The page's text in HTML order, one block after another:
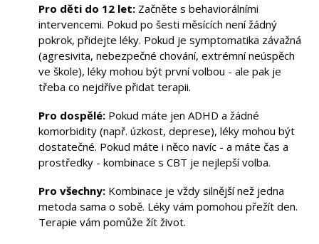
Pro děti do 12 let: Začněte s behaviorálními
intervencemi. Pokud po šesti měsících není žádný
pokrok, přidejte léky. Pokud je symptomatika závažná
(agresivita, nebezpečné chování, extrémní neúspěch
ve škole), léky mohou být první volbou - ale pak je
třeba co nejdříve přidat terapii.
Pro dospělé: Pokud máte jen ADHD a žádné
komorbidity (např. úzkost, deprese), léky mohou být
dostatečné. Pokud máte i něco navíc - a máte čas a
prostředky - kombinace s CBT je nejlepší volba.
Pro všechny: Kombinace je vždy silnější než jedna
metoda sama o sobě. Léky vám pomohou přežít den.
Terapie vám pomůže žít život.